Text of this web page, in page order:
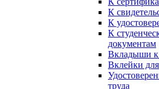
К
К
К
документам
Вкладыши к
Вклейки
труда